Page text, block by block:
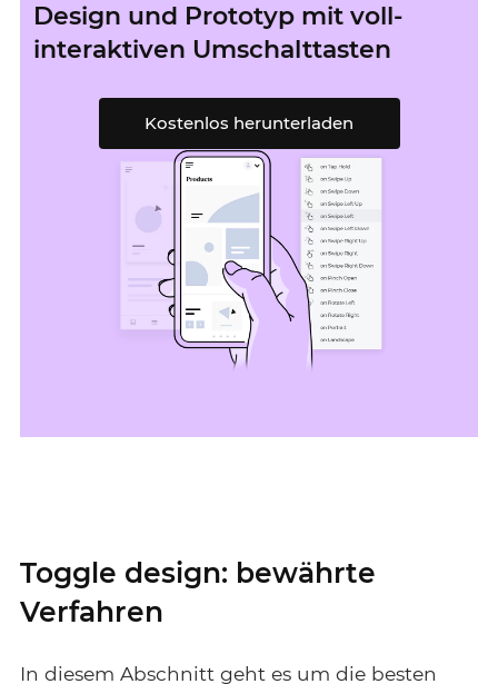
Design und Prototyp mit voll-
interaktiven Umschalttasten
Kostenlos herunterladen
Toggle design: bewährte
Verfahren
In diesem Abschnitt geht es um die besten